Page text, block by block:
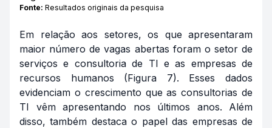
Fonte: Resultados originais da pesquisa
Em relação aos setores, os que apresentaram
maior número de vagas abertas foram o setor de
serviços e consultoria de TI e as empresas de
recursos humanos (Figura 7). Esses dados
evidenciam o crescimento que as consultorias de
TI vêm apresentando nos últimos anos. Além
disso, também destaca o papel das empresas de